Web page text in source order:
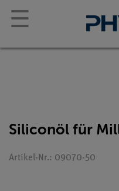
☰
Siliconöl für
Artikel-Nr.: 09070-50